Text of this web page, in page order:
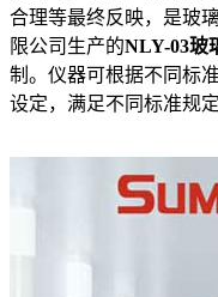
合理等最终反映，是玻
限公司生产的NLY-03玻
制。仪器可根据不同标
设定，满足不同标准规定